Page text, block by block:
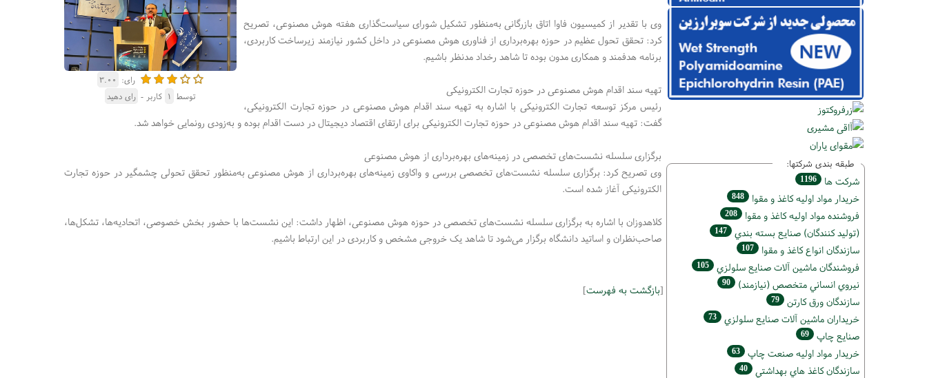
رای: ۳.۰۰
توسط ۱ کاربر - رای دهید
وی با تقدیر از کمیسیون فاوا اتاق بازرگانی به‌منظور تشکیل شورای سیاست‌گذاری هفته هوش مصنوعی، تصریح
کرد: تحقق تحول عظیم در حوزه بهره‌برداری از فناوری هوش مصنوعی در داخل کشور نیازمند زیرساخت کاربردی،
برنامه هدفمند و همکاری مدون بوده تا شاهد رخداد مدنظر باشیم.
تهیه سند اقدام هوش مصنوعی در حوزه تجارت الکترونیکی
رئیس مرکز توسعه تجارت الکترونیکی با اشاره به تهیه سند اقدام هوش مصنوعی در حوزه تجارت الکترونیکی،
گفت: تهیه سند اقدام هوش مصنوعی در حوزه تجارت الکترونیکی برای ارتقای اقتصاد دیجیتال در دست اقدام بوده و به‌زودی رونمایی خواهد شد.
برگزاری سلسله نشست‌های تخصصی در زمینه‌های بهره‌برداری از هوش مصنوعی
وی تصریح کرد: برگزاری سلسله نشست‌های تخصصی بررسی و واکاوی زمینه‌های بهره‌برداری از هوش مصنوعی به‌منظور تحقق تحولی چشمگیر در حوزه تجارت
الکترونیکی آغاز شده است.
کلاهدوزان با اشاره به برگزاری سلسله نشست‌های تخصصی در حوزه هوش مصنوعی، اظهار داشت: این نشست‌ها با حضور بخش خصوصی، اتحادیه‌ها، تشکل‌ها،
صاحب‌نظران و اساتید دانشگاه برگزار می‌شود تا شاهد یک خروجی مشخص و کاربردی در این ارتباط باشیم.
[بازگشت به فهرست]
طبقه بندی شرکتها:
شركت ها 1196
خريدار مواد اوليه كاغذ و مقوا 848
فروشنده مواد اوليه كاغذ و مقوا 208
(تولید كنندگان) صنايع بسته بندي 147
سازندگان انواع کاغذ و مقوا 107
فروشندگان ماشين آلات صنايع سلولزي 105
نيروي انساني متخصص (نیازمند) 90
سازندگان ورق كارتن 79
خریداران ماشين آلات صنايع سلولزي 73
صنايع چاپ 69
خريدار مواد اوليه صنعت چاپ 63
سازندگان كاغذ هاي بهداشتي 40